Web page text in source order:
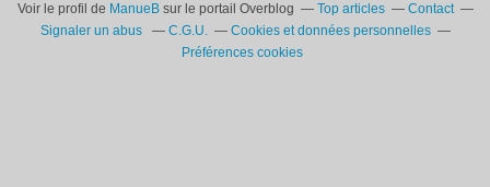
Voir le profil de ManueBsur le portail Overblog Top articles
Contact
Signaler un abus
C.G.U.
Cookies et données personnelles
Préférences cookies